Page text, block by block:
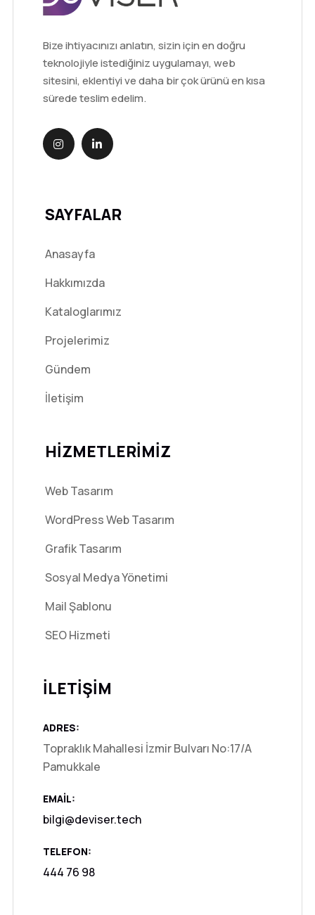
Bize ihtiyacınızı anlatın, sizin için en doğru
teknolojiyle istediğiniz uygulamayı, web
sitesini, eklentiyi ve daha bir çok ürünü en kısa
sürede teslim edelim.
SAYFALAR
Anasayfa
Hakkımızda
Kataloglarımız
Projelerimiz
Gündem
İletişim
HİZMETLERİMİZ
Web Tasarım
WordPress Web Tasarım
Grafik Tasarım
Sosyal Medya Yönetimi
Mail Şablonu
SEO Hizmeti
İLETİŞİM
ADRES:
Topraklık Mahallesi İzmir Bulvarı No:17/A
Pamukkale
EMAIL:
bilgi@deviser.tech
TELEFON:
444 76 98